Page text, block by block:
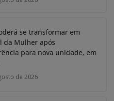
se transformar em
da Mulher após
para nova unidade, em
de 2026